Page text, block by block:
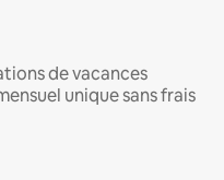
de vacances
unique sans frais